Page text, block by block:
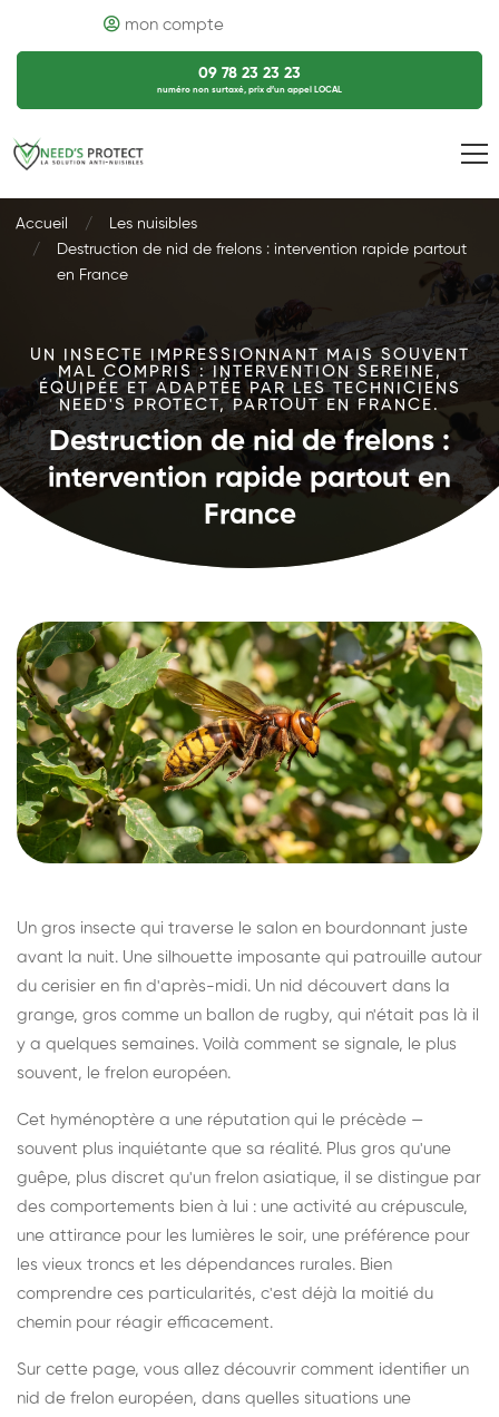
mon compte
09 78 23 23 23
numéro non surtaxé, prix d’un appel LOCAL
Accueil
Les nuisibles
Destruction de nid de frelons : intervention rapide partout
en France
UN INSECTE IMPRESSIONNANT MAIS SOUVENT
MAL COMPRIS : INTERVENTION SEREINE,
ÉQUIPÉE ET ADAPTÉE PAR LES TECHNICIENS
NEED'S PROTECT, PARTOUT EN FRANCE.
Destruction de nid de frelons :
intervention rapide partout en
France
Un gros insecte qui traverse le salon en bourdonnant juste
avant la nuit. Une silhouette imposante qui patrouille autour
du cerisier en fin d'après-midi. Un nid découvert dans la
grange, gros comme un ballon de rugby, qui n'était pas là il
y a quelques semaines. Voilà comment se signale, le plus
souvent, le frelon européen.
Cet hyménoptère a une réputation qui le précède —
souvent plus inquiétante que sa réalité. Plus gros qu'une
guêpe, plus discret qu'un frelon asiatique, il se distingue par
des comportements bien à lui : une activité au crépuscule,
une attirance pour les lumières le soir, une préférence pour
les vieux troncs et les dépendances rurales. Bien
comprendre ces particularités, c'est déjà la moitié du
chemin pour réagir efficacement.
Sur cette page, vous allez découvrir comment identifier un
nid de frelon européen, dans quelles situations une